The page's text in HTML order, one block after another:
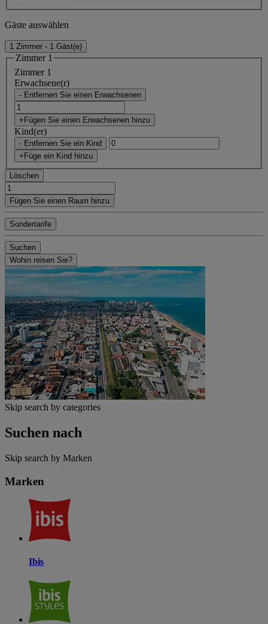
Gäste auswählen
1 Zimmer - 1 Gäst(e)
Zimmer 1
Zimmer 1
Erwachsene(r)
- Entfernen Sie einen Erwachsenen
+Fügen Sie einen Erwachsenen hinzu
Kind(er)
- Entfernen Sie ein Kind
+Füge ein Kind hinzu
Löschen
Fügen Sie einen Raum hinzu
Sondertarife
Suchen
Wohin reisen Sie?
Skip search by categories
Suchen nach
Skip search by Marken
Marken
Ibis